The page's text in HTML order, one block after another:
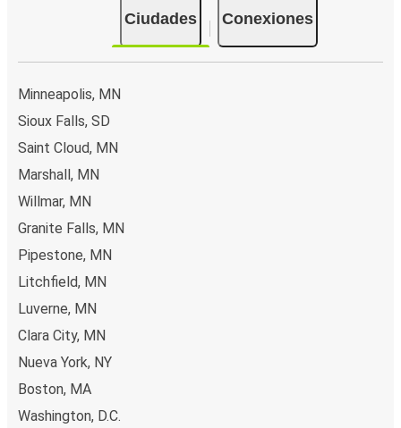
Ciudades Conexiones
Minneapolis, MN
Sioux Falls, SD
Saint Cloud, MN
Marshall, MN
Willmar, MN
Granite Falls, MN
Pipestone, MN
Litchfield, MN
Luverne, MN
Clara City, MN
Nueva York, NY
Boston, MA
Washington, D.C.